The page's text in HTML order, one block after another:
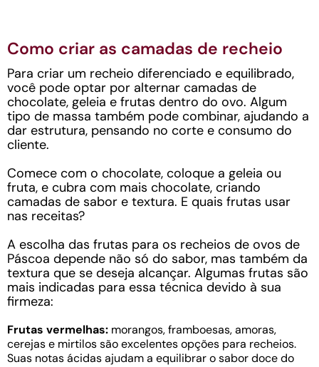
Como criar as camadas de recheio
Para criar um recheio diferenciado e equilibrado,
você pode optar por alternar camadas de
chocolate, geleia e frutas dentro do ovo. Algum
tipo de massa também pode combinar, ajudando a
dar estrutura, pensando no corte e consumo do
cliente.
Comece com o chocolate, coloque a geleia ou
fruta, e cubra com mais chocolate, criando
camadas de sabor e textura. E quais frutas usar
nas receitas?
A escolha das frutas para os recheios de ovos de
Páscoa depende não só do sabor, mas também da
textura que se deseja alcançar. Algumas frutas são
mais indicadas para essa técnica devido à sua
firmeza:
Frutas vermelhas: morangos, framboesas, amoras,
cerejas e mirtilos são excelentes opções para recheios.
Suas notas ácidas ajudam a equilibrar o sabor doce do